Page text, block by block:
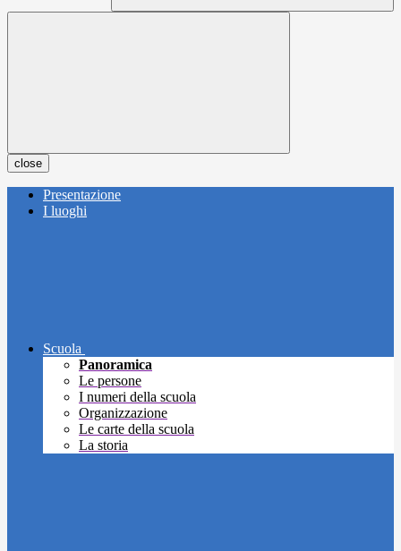
close
Presentazione
I luoghi
Scuola
Panoramica
Le persone
I numeri della scuola
Organizzazione
Le carte della scuola
La storia